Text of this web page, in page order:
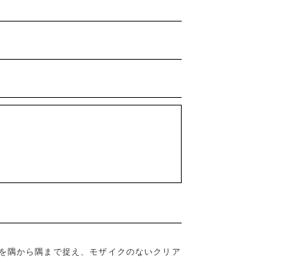
隅から隅まで捉え、モザイクのないクリア